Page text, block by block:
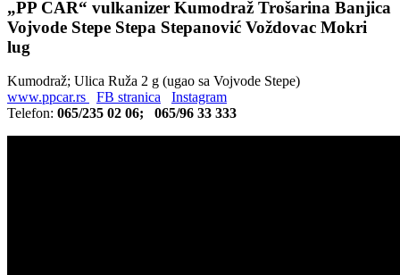
„PP CAR“ vulkanizer Kumodraž Trošarina Banjica
Vojvode Stepe Stepa Stepanović Voždovac Mokri
lug
Kumodraž; Ulica Ruža 2 g (ugao sa Vojvode Stepe)
www.ppcar.rs
FB stranica
Instagram
Telefon: 065/235 02 06; 065/96 33 333